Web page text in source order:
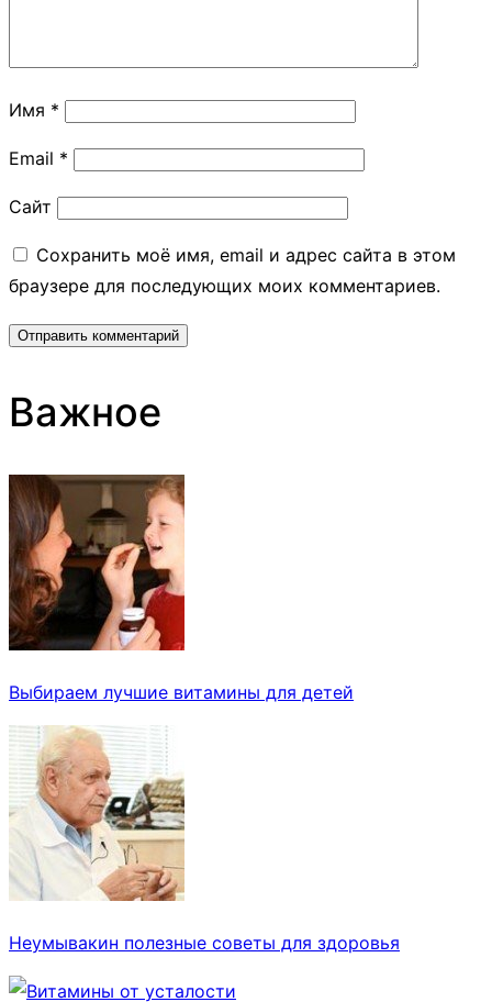
Имя *
Email *
Сайт
Сохранить моё имя, email и адрес сайта в этом
браузере для последующих моих комментариев.
Важное
Выбираем лучшие витамины для детей
Неумывакин полезные советы для здоровья